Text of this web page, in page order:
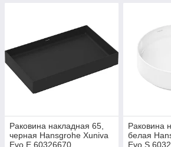
Раковина накладная 65,
черная Hansgrohe Xuniva
Evo E 60326670
Раковина
белая
Evo S